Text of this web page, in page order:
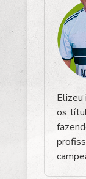
Elizeu
os